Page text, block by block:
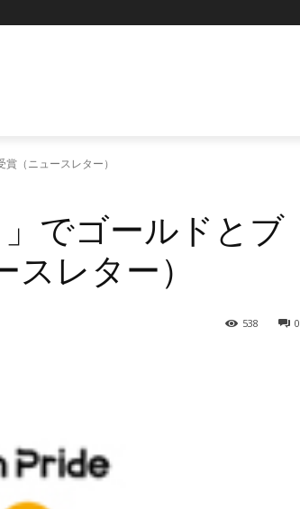
賞（ニュースレター）
」でゴールドとブ
レター）
0
538